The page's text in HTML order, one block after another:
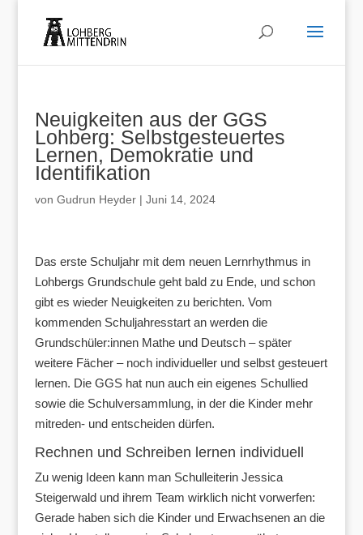
Neuigkeiten aus der GGS
Lohberg: Selbstgesteuertes
Lernen, Demokratie und
Identifikation
von Gudrun Heyder| Juni 14, 2024
Das erste Schuljahr mit dem neuen Lernrhythmus in
Lohbergs Grundschule geht bald zu Ende, und schon
gibt es wieder Neuigkeiten zu berichten. Vom
kommenden Schuljahresstart an werden die
Grundschüler:innen Mathe und Deutsch – später
weitere Fächer – noch individueller und selbst gesteuert
lernen. Die GGS hat nun auch ein eigenes Schullied
sowie die Schulversammlung, in der die Kinder mehr
mitreden- und entscheiden dürfen.
Rechnen und Schreiben lernen individuell
Zu wenig Ideen kann man Schulleiterin Jessica
Steigerwald und ihrem Team wirklich nicht vorwerfen:
Gerade haben sich die Kinder und Erwachsenen an die